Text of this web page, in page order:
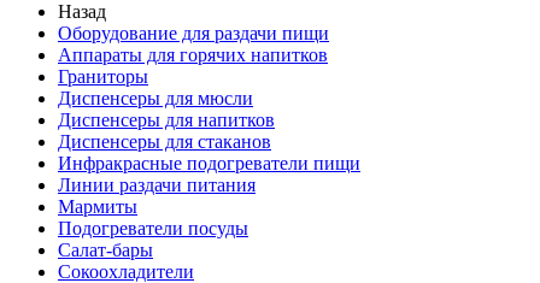
Назад
Оборудование для раздачи пищи
Аппараты для горячих напитков
Граниторы
Диспенсеры для мюсли
Диспенсеры для напитков
Диспенсеры для стаканов
Инфракрасные подогреватели пищи
Линии раздачи питания
Мармиты
Подогреватели посуды
Салат-бары
Сокоохладители